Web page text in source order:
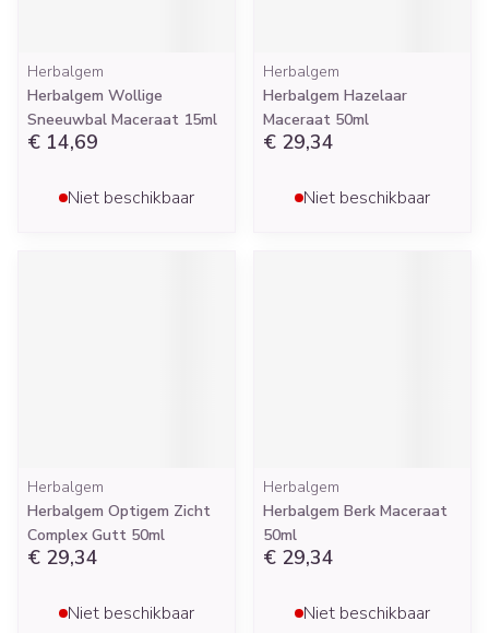
Herbalgem
Herbalgem Wollige
Sneeuwbal Maceraat 15ml
€ 14,69
Niet beschikbaar
Herbalgem
Herbalgem Hazelaar
Maceraat 50ml
€ 29,34
Niet beschikbaar
Herbalgem
Herbalgem Optigem Zicht
Complex Gutt 50ml
€ 29,34
Niet beschikbaar
Herbalgem
Herbalgem Berk Maceraat
50ml
€ 29,34
Niet beschikbaar